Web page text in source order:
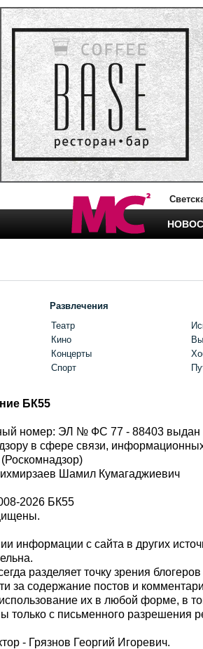
Развлечения
Театр
Кино
Концерты
Спорт
БК55
номер: ЭЛ № ФС 77 - 88403 выдан
в сфере связи,
Шамил Кумагаджиевич
2026 БК55
информации с сайта в других
разделяет точку зрения
за содержание постов и
их в любой форме, в
с письменного разрешения
- Грязнов Георгий Игоревич.